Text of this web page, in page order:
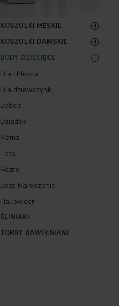
KOSZULKI MĘSKIE
KOSZULKI DAMSKIE
BODY DZIECIĘCE
Dla chłopca
Dla dziewczynki
Babcia
Dziadek
Mama
Tata
Różne
Boże Narodzenie
Halloween
ŚLINIAKI
TORBY BAWEŁNIANE